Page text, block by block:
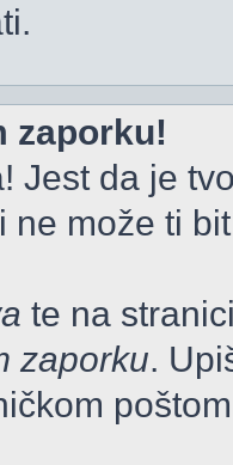
zaporku!
Jest da je
ne može ti
te na
zaporku.